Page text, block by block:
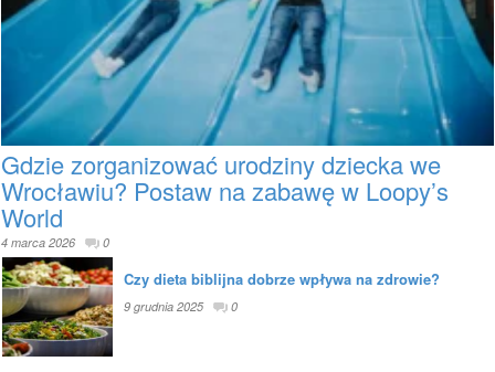
Gdzie zorganizować urodziny dziecka we
Wrocławiu? Postaw na zabawę w Loopy’s
World
4 marca 2026 0
Czy dieta biblijna dobrze wpływa na zdrowie?
9 grudnia 2025 0